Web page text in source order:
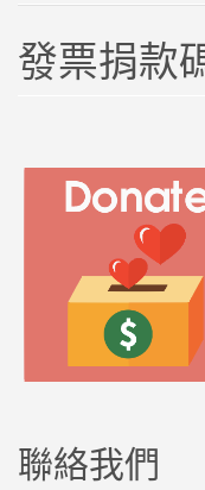
發票捐款
聯絡我們